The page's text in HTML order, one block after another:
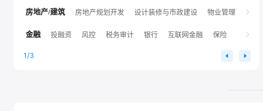
高端技术职位
人工智能 销售技术支持 其他技术职位
房地产/建筑 房地产规划开发 设计装修与市政建设
物业管理
金融 投融资 风控 税务审计 银行 互联网金融
保险
1/3